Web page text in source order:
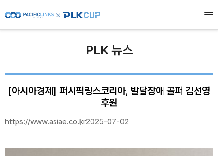
PLK 뉴스
[아시아경제] 퍼시픽링스코리아, 발달장애 골퍼 김선영
후원
https://www.asiae.co.kr2025-07-02